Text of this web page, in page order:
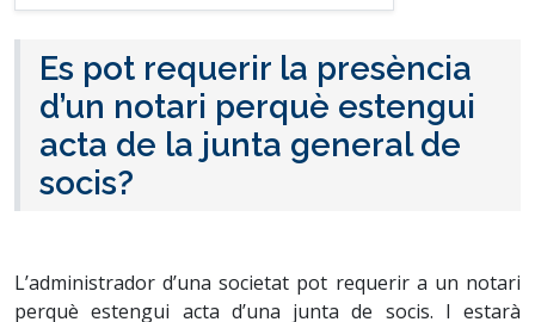
Es pot requerir la presència
d’un notari perquè estengui
acta de la junta general de
socis?
L’administrador d’una societat pot requerir a un notari
perquè estengui acta d’una junta de socis. I estarà